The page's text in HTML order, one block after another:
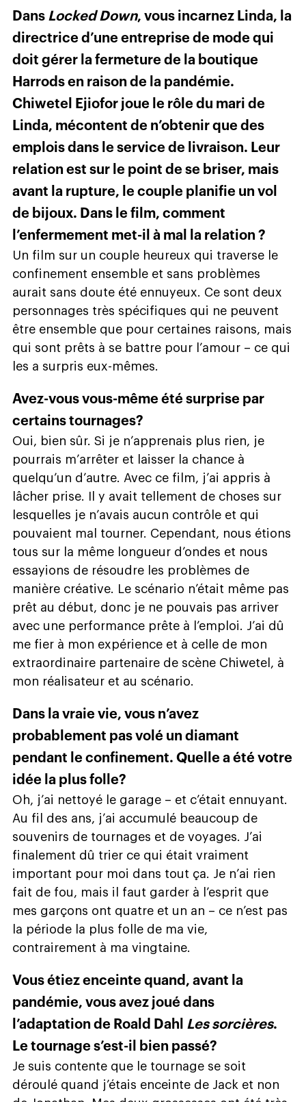
Dans Locked Down, vous incarnez Linda, la
directrice d’une entreprise de mode qui
doit gérer la fermeture de la boutique
Harrods en raison de la pandémie.
Chiwetel Ejiofor joue le rôle du mari de
Linda, mécontent de n’obtenir que des
emplois dans le service de livraison. Leur
relation est sur le point de se briser, mais
avant la rupture, le couple planifie un vol
de bijoux. Dans le film, comment
l’enfermement met-il à mal la relation ?
Un film sur un couple heureux qui traverse le
confinement ensemble et sans problèmes
aurait sans doute été ennuyeux. Ce sont deux
personnages très spécifiques qui ne peuvent
être ensemble que pour certaines raisons, mais
qui sont prêts à se battre pour l’amour – ce qui
les a surpris eux-mêmes.
Avez-vous vous-même été surprise par
certains tournages?
Oui, bien sûr. Si je n’apprenais plus rien, je
pourrais m’arrêter et laisser la chance à
quelqu’un d’autre. Avec ce film, j’ai appris à
lâcher prise. Il y avait tellement de choses sur
lesquelles je n’avais aucun contrôle et qui
pouvaient mal tourner. Cependant, nous étions
tous sur la même longueur d’ondes et nous
essayions de résoudre les problèmes de
manière créative. Le scénario n’était même pas
prêt au début, donc je ne pouvais pas arriver
avec une performance prête à l’emploi. J’ai dû
me fier à mon expérience et à celle de mon
extraordinaire partenaire de scène Chiwetel, à
mon réalisateur et au scénario.
Dans la vraie vie, vous n’avez
probablement pas volé un diamant
pendant le confinement. Quelle a été votre
idée la plus folle?
Oh, j’ai nettoyé le garage – et c’était ennuyant.
Au fil des ans, j’ai accumulé beaucoup de
souvenirs de tournages et de voyages. J’ai
finalement dû trier ce qui était vraiment
important pour moi dans tout ça. Je n’ai rien
fait de fou, mais il faut garder à l’esprit que
mes garçons ont quatre et un an – ce n’est pas
la période la plus folle de ma vie,
contrairement à ma vingtaine.
Vous étiez enceinte quand, avant la
pandémie, vous avez joué dans
l’adaptation de Roald Dahl Les sorcières.
Le tournage s’est-il bien passé?
Je suis contente que le tournage se soit
déroulé quand j’étais enceinte de Jack et non